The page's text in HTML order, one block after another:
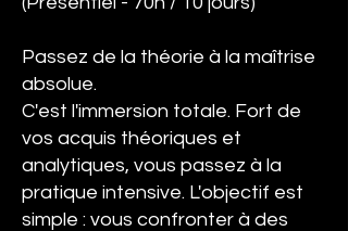
Passez de la théorie à la maîtrise
absolue.
C'est l'immersion totale. Fort de
vos acquis théoriques et
analytiques, vous passez à la
pratique intensive. L'objectif est
simple : vous confronter à des